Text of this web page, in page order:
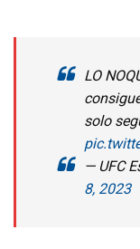
LO
solo
— UFC
8, 2023